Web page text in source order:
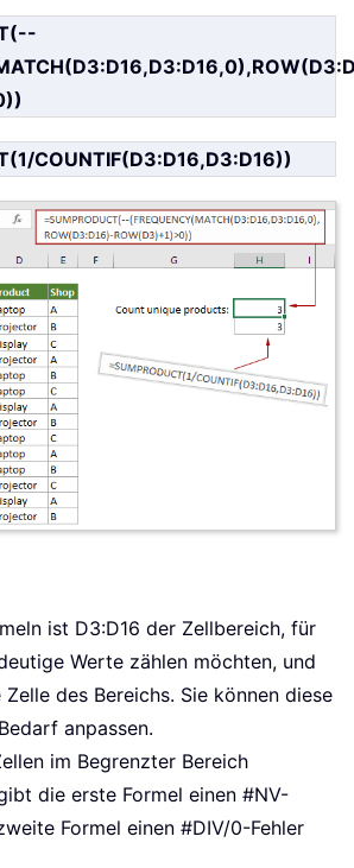
COUNTIF(D3:D16,D3:D16))
ist D3:D16 der Zellbereich, für
Werte zählen möchten, und
des Bereichs. Sie können diese
anpassen.
im Begrenzter Bereich
die erste Formel einen #NV-
Formel einen #DIV/0-Fehler